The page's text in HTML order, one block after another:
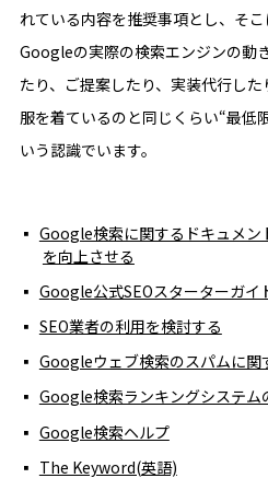
れている内容を推奨事項とし、そこ
Googleの実際の検索エンジンの動
たり、ご提案したり、実装代行し
服を着ているのと同じくらい“最低
いう認識でいます。
Google検索に関するドキュメン
を向上させる
Google公式SEOスターターガイ
SEO業者の利用を検討する
Googleウェブ検索のスパムに関
Google検索ランキングシステム
Google検索ヘルプ
The Keyword(英語)